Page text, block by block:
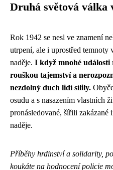
Druhá světová válka
Rok 1942 se nesl ve znamení
utrpení, ale i uprostřed
naděje. I když mnohé události
rouškou tajemství a
nezdolný duch lidí sílily.
osudu a s nasazením vlastních
pronásledované, šířili
naděje.
Příběhy hrdinství a solidarity,
koukáte na hodnocenípolicie